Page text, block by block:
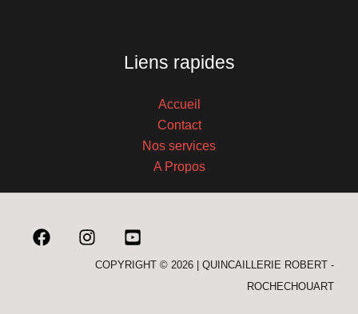
Liens rapides
Accueil
Contact
Nos services
A Propos
COPYRIGHT © 2026 | QUINCAILLERIE ROBERT -
ROCHECHOUART